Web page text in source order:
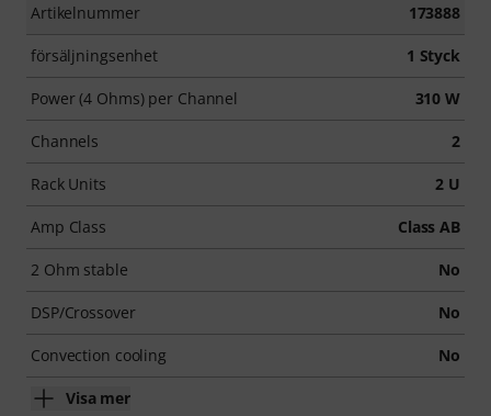
Artikelnummer 173888
försäljningsenhet 1 Styck
Power (4 Ohms) per Channel 310 W
Channels 2
Rack Units 2 U
Amp Class Class AB
2 Ohm stable No
DSP/Crossover No
Convection cooling No
Visa mer